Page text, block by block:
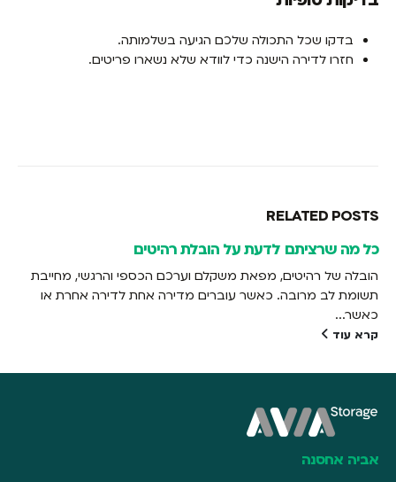
בדקו שכל התכולה שלכם הגיעה בשלמותה.
חזרו לדירה הישנה כדי לוודא שלא נשארו פריטים.
RELATED POSTS
כל מה שרציתם לדעת על הובלת רהיטים
הובלה של רהיטים, מפאת משקלם וערכם הכספי והרגשי, מחייבת
תשומת לב מרובה. כאשר עוברים מדירה אחת לדירה אחרת או
כאשר...
קרא עוד
אביה אחסנה